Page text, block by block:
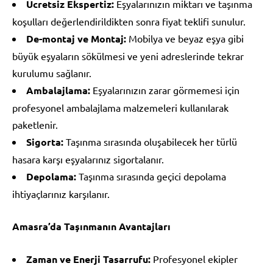
Ücretsiz Ekspertiz: Eşyalarınızın miktarı ve taşınma
koşulları değerlendirildikten sonra fiyat teklifi sunulur.
De-montaj ve Montaj: Mobilya ve beyaz eşya gibi
büyük eşyaların sökülmesi ve yeni adreslerinde tekrar
kurulumu sağlanır.
Ambalajlama: Eşyalarınızın zarar görmemesi için
profesyonel ambalajlama malzemeleri kullanılarak
paketlenir.
Sigorta: Taşınma sırasında oluşabilecek her türlü
hasara karşı eşyalarınız sigortalanır.
Depolama: Taşınma sırasında geçici depolama
ihtiyaçlarınız karşılanır.
Amasra’da Taşınmanın Avantajları
Zaman ve Enerji Tasarrufu: Profesyonel ekipler